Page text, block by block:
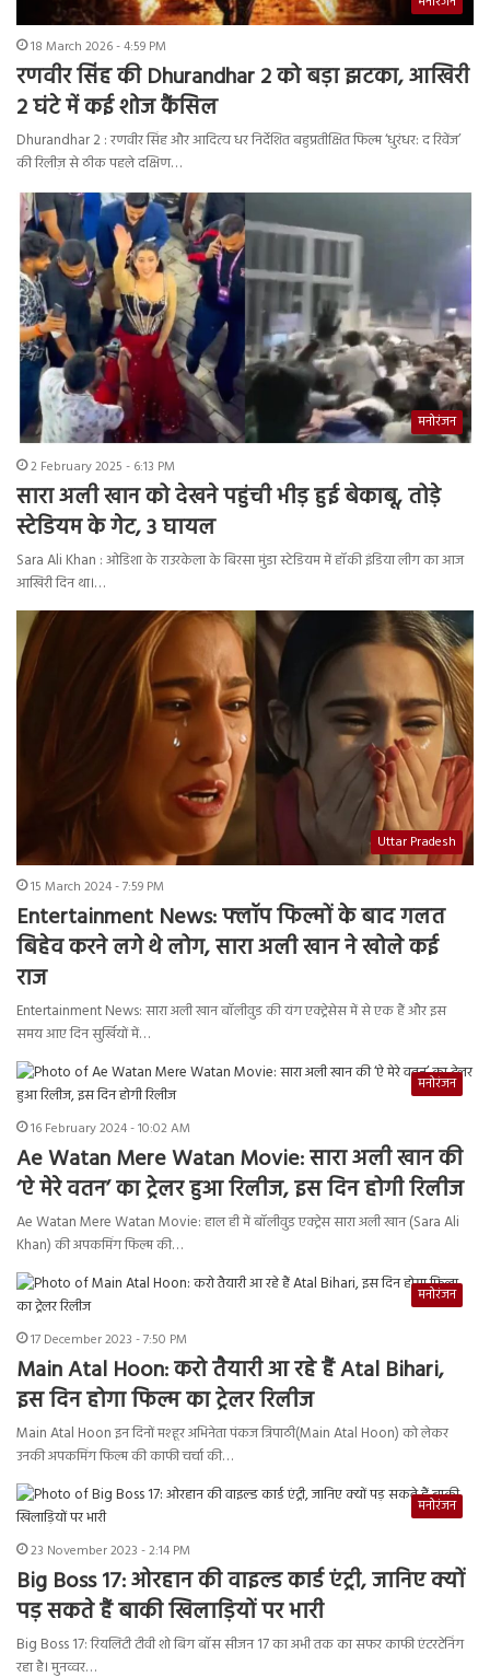
18 March 2026 - 4:59 PM
रणवीर सिंह की Dhurandhar 2 को बड़ा झटका, आखिरी
2 घंटे में कई शोज कैंसिल
Dhurandhar 2 : रणवीर सिंह और आदित्य धर निर्देशित बहुप्रतीक्षित फिल्म ‘धुरंधर: द रिवेंज’
की रिलीज़ से ठीक पहले दक्षिण…
मनोरंजन
2 February 2025 - 6:13 PM
सारा अली खान को देखने पहुंची भीड़ हुई बेकाबू, तोड़े
स्टेडियम के गेट, 3 घायल
Sara Ali Khan : ओडिशा के राउरकेला के बिरसा मुंडा स्टेडियम में हॉकी इंडिया लीग का आज
आखिरी दिन था।…
Uttar Pradesh
15 March 2024 - 7:59 PM
Entertainment News: फ्लॉप फिल्मों के बाद गलत
बिहेव करने लगे थे लोग, सारा अली खान ने खोले कई
राज
Entertainment News: सारा अली खान बॉलीवुड की यंग एक्ट्रेसेस में से एक हैं और इस
समय आए दिन सुर्खियों में…
मनोरंजन
16 February 2024 - 10:02 AM
Ae Watan Mere Watan Movie: सारा अली खान की
‘ऐ मेरे वतन’ का ट्रेलर हुआ रिलीज, इस दिन होगी रिलीज
Ae Watan Mere Watan Movie: हाल ही में बॉलीवुड एक्ट्रेस सारा अली खान (Sara Ali
Khan) की अपकमिंग फिल्म की…
मनोरंजन
17 December 2023 - 7:50 PM
Main Atal Hoon: करो तैयारी आ रहे हैं Atal Bihari,
इस दिन होगा फिल्म का ट्रेलर रिलीज
Main Atal Hoon इन दिनों मश्हूर अभिनेता पंकज त्रिपाठी(Main Atal Hoon) को लेकर
उनकी अपकमिंग फिल्म की काफी चर्चा की…
मनोरंजन
23 November 2023 - 2:14 PM
Big Boss 17: ओरहान की वाइल्ड कार्ड एंट्री, जानिए क्यों
पड़ सकते हैं बाकी खिलाड़ियों पर भारी
Big Boss 17: रियलिटी टीवी शो बिग बॉस सीजन 17 का अभी तक का सफर काफी एंटरटेनिंग
रहा है। मुनव्वर…